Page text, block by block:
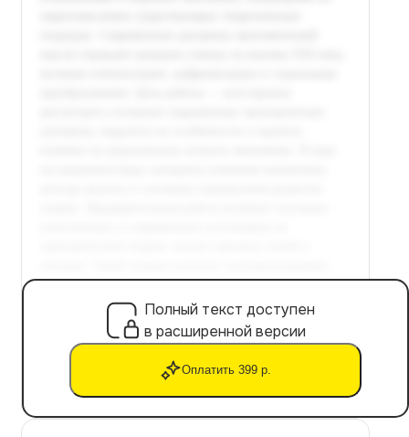
Полный текст доступен
в расширенной версии
Оплатить 399 р.